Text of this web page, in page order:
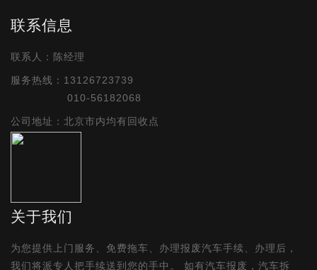
联系信息
联系人：陈经理
服务热线：13126723739
010-56182068
公司地址：北京市内均有回收点
关于我们
为您提供上门服务、免费拖车、办理报废汽车手续、办理后，
我们将派专人把手续送到您的手中。 如有汽车报废，汽车拆